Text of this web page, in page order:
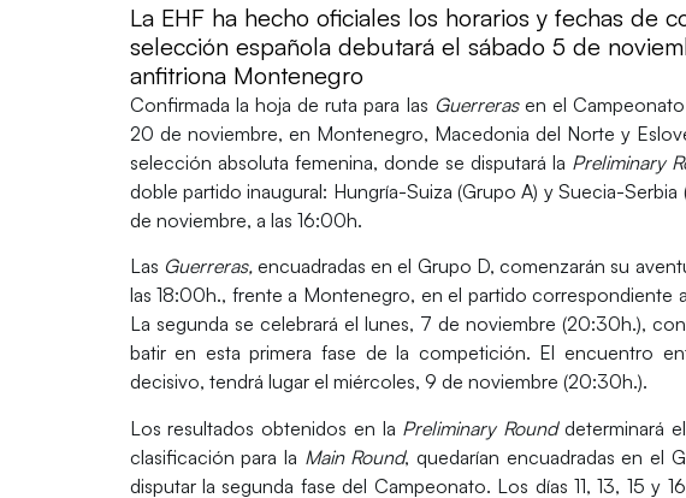
La EHF ha hecho oficiales los horarios y fechas de
selección española debutará el sábado 5 de
anfitriona Montenegro
Confirmada la hoja de ruta para las Guerrerasen el
20 de noviembre, en Montenegro, Macedonia del Norte y
selección absoluta femenina, donde se disputará la Preliminary
doble partido inaugural: Hungría-Suiza (Grupo A) y Suecia-
de noviembre, a las 16:00h.
Las Guerreras,encuadradas en el Grupo D, comenzarán su
las 18:00h., frente a Montenegro, en el partido correspondiente
La segunda se celebrará el lunes, 7 de noviembre (20:30h.),
batir en esta primera fase de la competición. El encuentro
decisivo, tendrá lugar el miércoles, 9 de noviembre (20:30h.).
Los resultados obtenidos en la Preliminary Rounddeterminará
clasificación para la Main Round, quedarían encuadradas en el
disputar la segunda fase del Campeonato. Los días 11, 13, 15 y